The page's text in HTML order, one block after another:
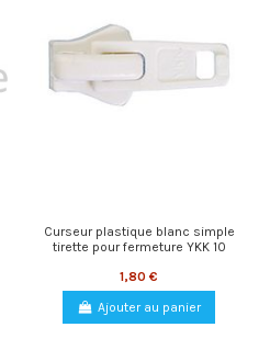
Curseur plastique blanc simple
tirette pour fermeture YKK 10
1,80 €
Ajouter au panier